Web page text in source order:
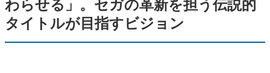
タイトルが目指すビジョン